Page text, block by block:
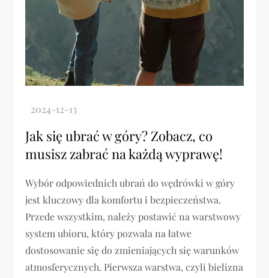
Jak się ubrać w góry? Zobacz, co
musisz zabrać na każdą wyprawę!
Wybór odpowiednich ubrań do wędrówki w góry
jest kluczowy dla komfortu i bezpieczeństwa.
Przede wszystkim, należy postawić na warstwowy
system ubioru, który pozwala na łatwe
dostosowanie się do zmieniających się warunków
atmosferycznych. Pierwsza warstwa, czyli bielizna